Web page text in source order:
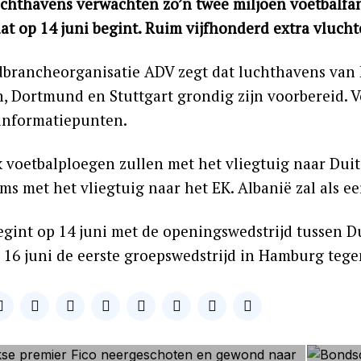
op 14 juni begint. Ruim vijfhonderd extra
ADV zegt dat luchthavens
Dortmund en Stuttgart grondig zijn voorbereid.
voetbalploegen zullen met het vliegtuig naar
met het vliegtuig naar het EK. Albanië zal als
op 14 juni met de openingswedstrijd tussen
juni de eerste groepswedstrijd in Hamburg